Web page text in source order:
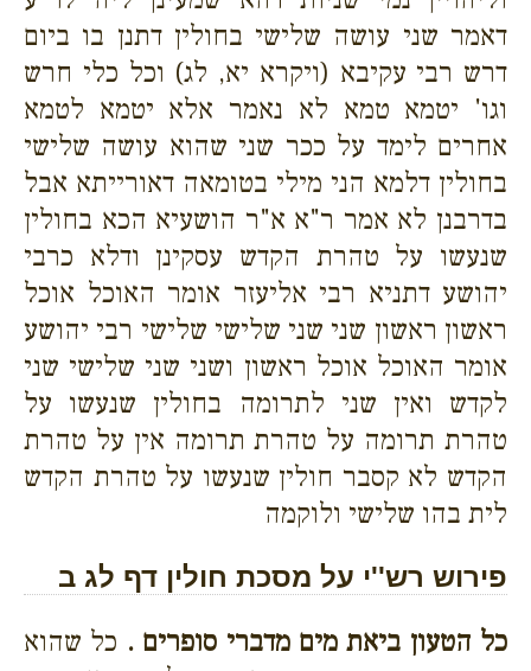
דאמר שני עושה שלישי בחולין דתנן בו ביום
דרש רבי עקיבא (ויקרא יא, לג) וכל כלי חרש
וגו' יטמא טמא לא נאמר אלא יטמא לטמא
אחרים לימד על ככר שני שהוא עושה שלישי
בחולין דלמא הני מילי בטומאה דאורייתא אבל
בדרבנן לא אמר ר"א א"ר הושעיא הכא בחולין
שנעשו על טהרת הקדש עסקינן ודלא כרבי
יהושע דתניא רבי אליעזר אומר האוכל אוכל
ראשון ראשון שני שני שלישי שלישי רבי יהושע
אומר האוכל אוכל ראשון ושני שני שלישי שני
לקדש ואין שני לתרומה בחולין שנעשו על
טהרת תרומה על טהרת תרומה אין על טהרת
הקדש לא קסבר חולין שנעשו על טהרת הקדש
לית בהו שלישי ולוקמה
פירוש רש''י על מסכת חולין דף לג ב
כל הטעון ביאת מים מדברי סופרים . כל שהוא